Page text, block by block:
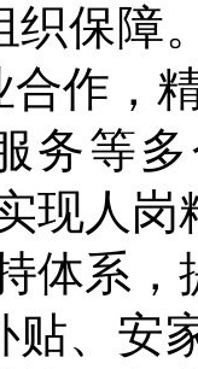
织保障
合作，
务等
现人
体系
贴、安